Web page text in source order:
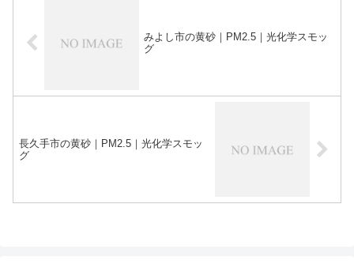
みよし市の黄砂｜PM2.5｜光化学スモッ
グ
長久手市の黄砂｜PM2.5｜光化学スモッ
グ